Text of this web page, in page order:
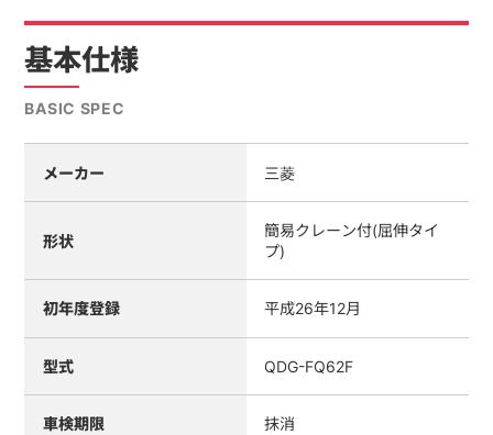
基本仕様
BASIC SPEC
メーカー 三菱
形状
簡易クレーン付(屈伸タイ
プ)
初年度登録 平成26年12月
型式 QDG-FQ62F
車検期限 抹消